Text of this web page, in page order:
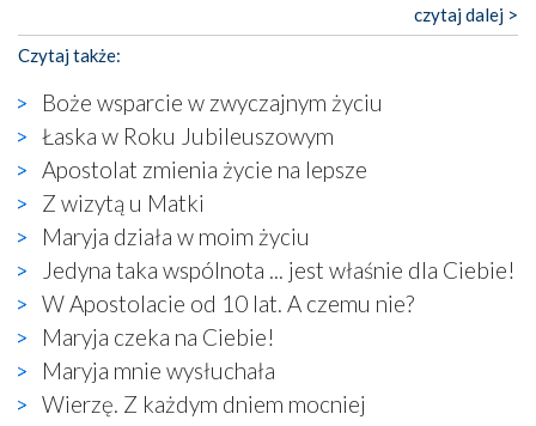
katolickiego kultu. Tylko co wspólnego z żywą,
autentyczną wiarą mogą mieć płaskie, szare bunkry albo
kaplice, w których Tabernakulum przypomina bardziej
skrzynkę na narzędzia? Albo co powiedzieć o ustawionym
tuż przy nowej bazylice wielkim krzyżu, na którym
zamiast Chrystusa umieszczono dziwaczną postać jakby
wyjętą ze starożytnych hieroglifów? W kulturowym
kontekście naszych czasów to raczej karykatura niż godny
wizerunek Zbawiciela…
Zatem nawet w bezpośrednim otoczeniu sanktuarium
naocznie przekonaliśmy się, że wewnątrz Kościoła toczy
się ogromna walka o kształt katolicyzmu i o serca
wierzących. Do czego to zmaganie może prowadzić,
widzieliśmy w urokliwym, niewielkim mieście Obidos,
gdzie w miejscu dawnego kościoła działa dzisiaj…
księgarnia.
czytaj dalej >
Czytaj także:
Boże wsparcie w zwyczajnym życiu
Łaska w Roku Jubileuszowym
Apostolat zmienia życie na lepsze
Z wizytą u Matki
Maryja działa w moim życiu
Jedyna taka wspólnota ... jest właśnie dla Ciebie!
W Apostolacie od 10 lat. A czemu nie?
Maryja czeka na Ciebie!
Maryja mnie wysłuchała
Wierzę. Z każdym dniem mocniej